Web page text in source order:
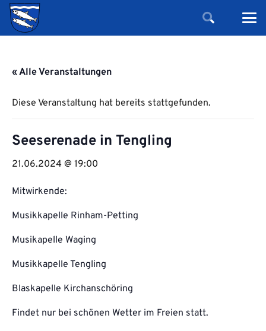
« Alle Veranstaltungen
Diese Veranstaltung hat bereits stattgefunden.
Seeserenade in Tengling
21.06.2024 @ 19:00
Mitwirkende:
Musikkapelle Rinham-Petting
Musikapelle Waging
Musikkapelle Tengling
Blaskapelle Kirchanschöring
Findet nur bei schönen Wetter im Freien statt.